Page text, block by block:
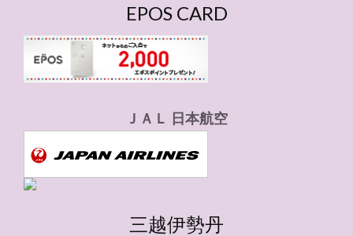
EPOS CARD
ＪＡＬ 日本航空
三越伊勢丹